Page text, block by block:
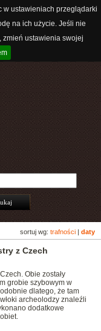
w ustawieniach przeglądarki
na ich użycie. Jeśli nie
zmień ustawienia swojej
sortuj wg: trafności daty
z Czech
Obie zostały
grobie szybowym w
dlatego, że tam
archeolodzy znaleźli
dodatkowe